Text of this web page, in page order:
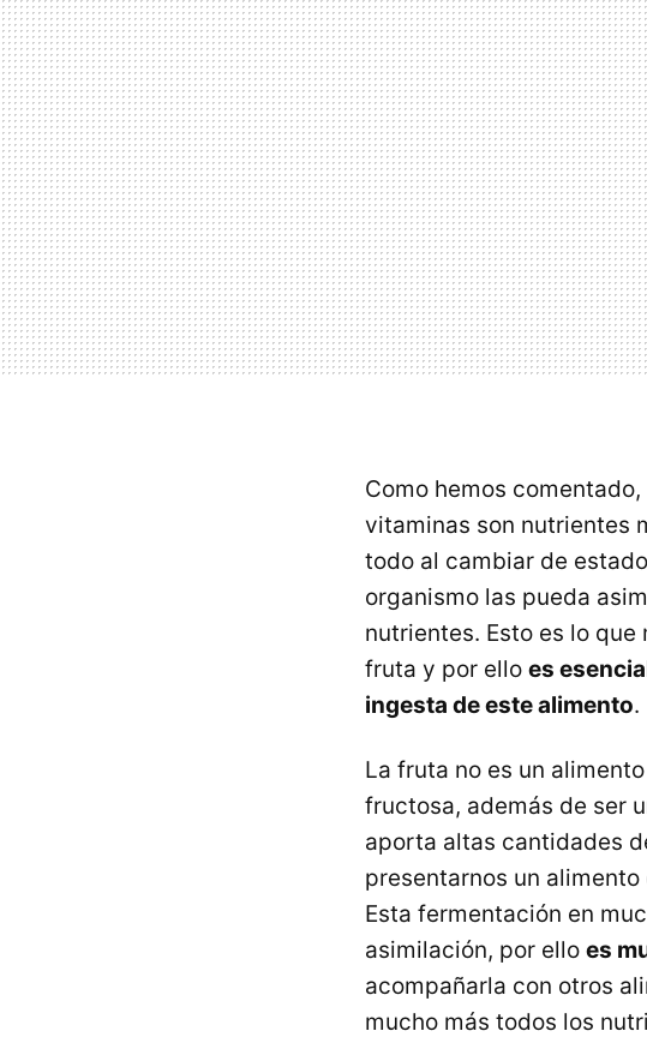
Como hemos
vitaminas son nutrientes
todo al cambiar de
organismo las pueda
nutrientes. Esto es lo
fruta y por ello es
ingesta de este alimento.
La fruta no es un
fructosa, además de ser
aporta altas cantidades
presentarnos un alimento
Esta fermentación en
asimilación, por ello es
acompañarla con otros
mucho más todos los